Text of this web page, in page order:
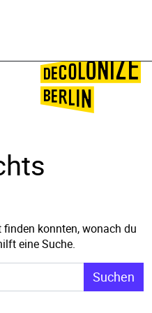
🌍
🌞
konnten, wonach du
eine Suche.